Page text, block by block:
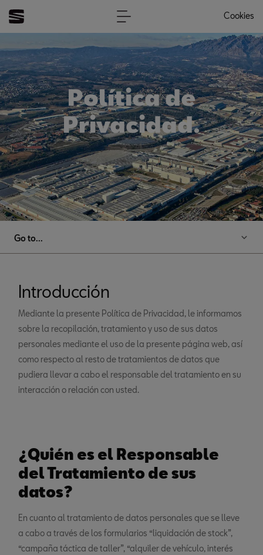
Cookies
Política de
Privacidad.
Go to...
Introducción
Mediante la presente Política de Privacidad, le informamos
sobre la recopilación, tratamiento y uso de sus datos
personales mediante el uso de la presente página web, así
como respecto al resto de tratamientos de datos que
pudiera llevar a cabo el responsable del tratamiento en su
interacción o relación con usted.
¿Quién es el Responsable
del Tratamiento de sus
datos?
En cuanto al tratamiento de datos personales que se lleve
a cabo a través de los formularios “liquidación de stock”,
“campaña táctica de taller”, “alquiler de vehículo, interés